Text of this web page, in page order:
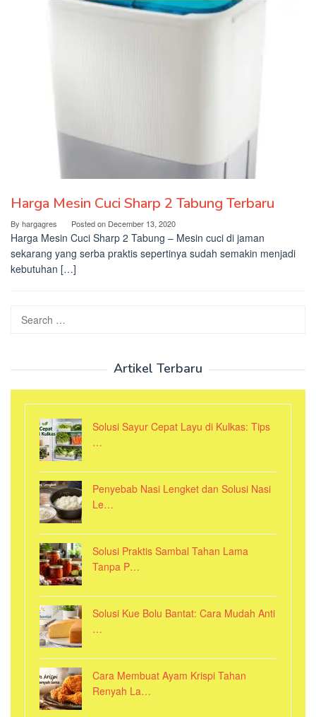
Harga Mesin Cuci Sharp 2 Tabung Terbaru
By hargagres Posted on December 13, 2020
Harga Mesin Cuci Sharp 2 Tabung – Mesin cuci di jaman
sekarang yang serba praktis sepertinya sudah semakin menjadi
kebutuhan […]
Search
for:
Artikel Terbaru
Solusi Sayur Cepat Layu di Kulkas: Tips
…
Penyebab Nasi Lengket dan Solusi Nasi
Le…
Solusi Praktis Sambal Tahan Lama
Tanpa P…
Solusi Kue Bolu Bantat: Cara Mudah Anti
…
Cara Membuat Ayam Krispi Tahan
Renyah La…